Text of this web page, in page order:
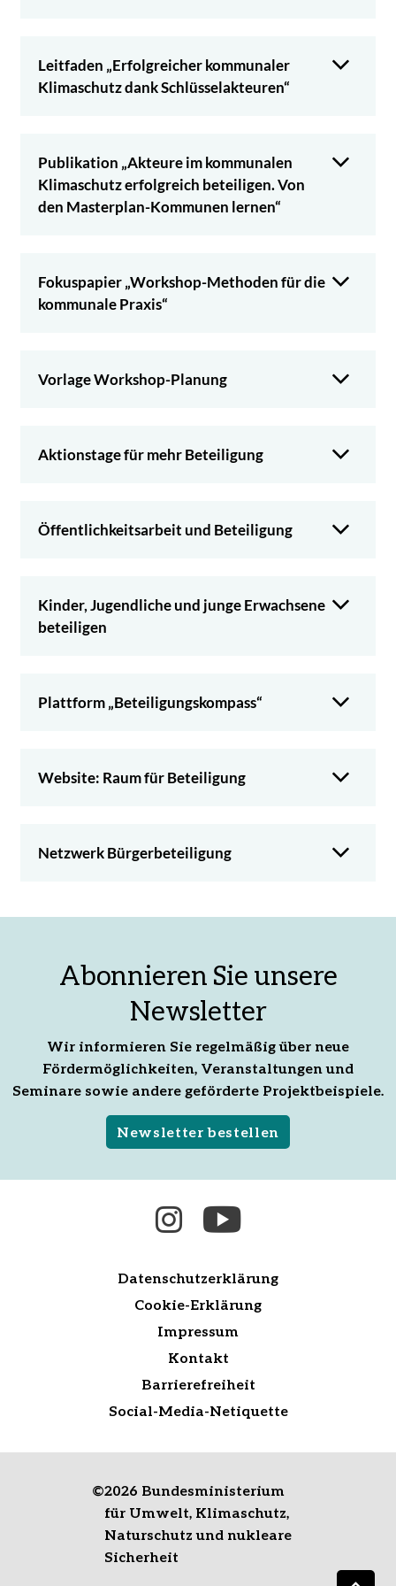
Leitfaden „Erfolgreicher kommunaler
Klimaschutz dank Schlüsselakteuren“
Publikation „Akteure im kommunalen
Klimaschutz erfolgreich beteiligen. Von
den Masterplan-Kommunen lernen“
Fokuspapier „Workshop-Methoden für die
kommunale Praxis“
Vorlage Workshop-Planung
Aktionstage für mehr Beteiligung
Öffentlichkeitsarbeit und Beteiligung
Kinder, Jugendliche und junge Erwachsene
beteiligen
Plattform „Beteiligungskompass“
Website: Raum für Beteiligung
Netzwerk Bürgerbeteiligung
Abonnieren Sie unsere
Newsletter
Wir informieren Sie regelmäßig über neue
Fördermöglichkeiten, Veranstaltungen und
Seminare sowie andere geförderte Projektbeispiele.
Newsletter bestellen
Datenschutzerklärung
Cookie-Erklärung
Impressum
Kontakt
Barrierefreiheit
Social-Media-Netiquette
©2026 Bundesministerium
für Umwelt, Klimaschutz,
Naturschutz und nukleare
Sicherheit